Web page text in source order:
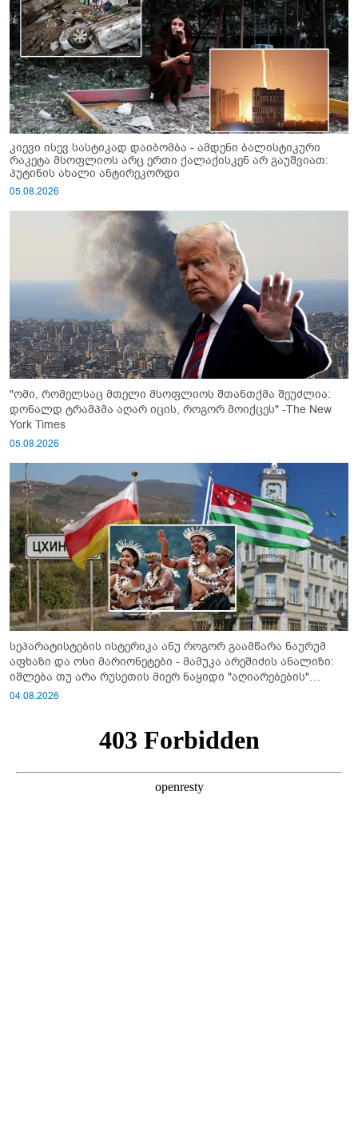
კიევი ისევ სასტიკად დაიბომბა - ამდენი ბალისტიკური
რაკეტა მსოფლიოს არც ერთი ქალაქისკენ არ გაუშვიათ:
პუტინის ახალი ანტირეკორდი
05.08.2026
"ომი, რომელსაც მთელი მსოფლიოს შთანთქმა შეუძლია:
დონალდ ტრამპმა აღარ იცის, როგორ მოიქცეს" -The New
York Times
05.08.2026
სეპარატისტების ისტერიკა ანუ როგორ გაამწარა ნაურუმ
აფხაზი და ოსი მარიონეტები - მამუკა არეშიძის ანალიზი:
იშლება თუ არა რუსეთის მიერ ნაყიდი "აღიარებების"
სისტემა?!
04.08.2026